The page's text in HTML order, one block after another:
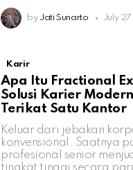
by Jati Sunarto July
Karir
Apa Itu Fractional
Solusi Karier
Terikat Satu Kantor
Keluar dari jebakan
konvensional. Saatnya
profesional senior